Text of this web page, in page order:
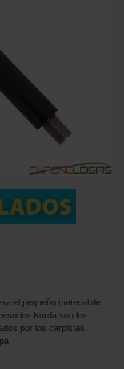
el pequeño material de
Korda son los
por los carpistas